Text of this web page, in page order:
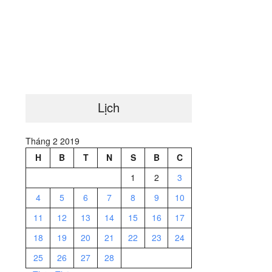
Lịch
Tháng 2 2019
H
B T N S B
C
1
2
3
4
5 6 7 8 9
10
11
12 13 14 15 16
17
18
19 20 21 22 23
24
25
26 27
28